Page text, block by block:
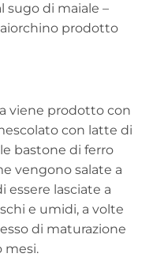
sugo di maiale –
prodotto
viene prodotto con
con latte di
bastone di ferro
vengono salate a
essere lasciate a
e umidi, a volte
di maturazione
mesi.